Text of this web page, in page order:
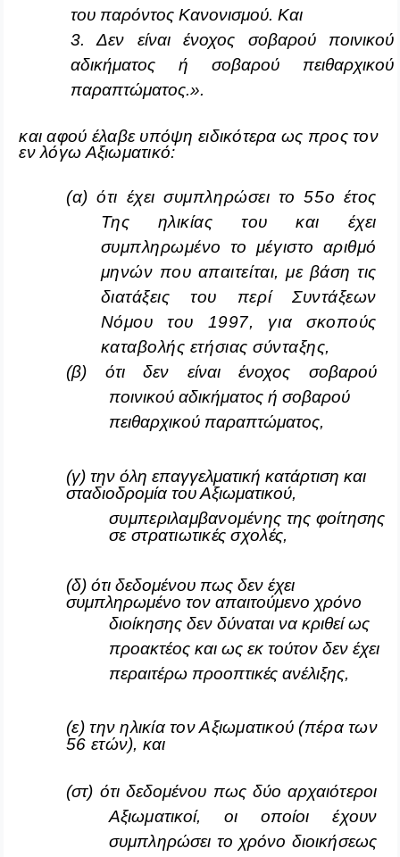
του παρόντος Κανονισμού. Και
3. Δεν είναι ένοχος σοβαρού ποινικού
αδικήματος ή σοβαρού πειθαρχικού
παραπτώματος.».
και αφού έλαβε υπόψη ειδικότερα ως προς τον
εν λόγω Αξιωματικό:
(α) ότι έχει συμπληρώσει το 55ο έτος
Της ηλικίας του και έχει
συμπληρωμένο το μέγιστο αριθμό
μηνών που απαιτείται, με βάση τις
διατάξεις του περί Συντάξεων
Νόμου του 1997, για σκοπούς
καταβολής ετήσιας σύνταξης,
(β) ότι δεν είναι ένοχος σοβαρού
ποινικού αδικήματος ή σοβαρού
πειθαρχικού παραπτώματος,
(γ) την όλη επαγγελματική κατάρτιση και
σταδιοδρομία του Αξιωματικού,
συμπεριλαμβανομένης της φοίτησης
σε στρατιωτικές σχολές,
(δ) ότι δεδομένου πως δεν έχει
συμπληρωμένο τον απαιτούμενο χρόνο
διοίκησης δεν δύναται να κριθεί ως
προακτέος και ως εκ τούτον δεν έχει
περαιτέρω προοπτικές ανέλιξης,
(ε) την ηλικία τον Αξιωματικού (πέρα των
56 ετών), και
(στ) ότι δεδομένου πως δύο αρχαιότεροι
Αξιωματικοί, οι οποίοι έχουν
συμπληρώσει το χρόνο διοικήσεως